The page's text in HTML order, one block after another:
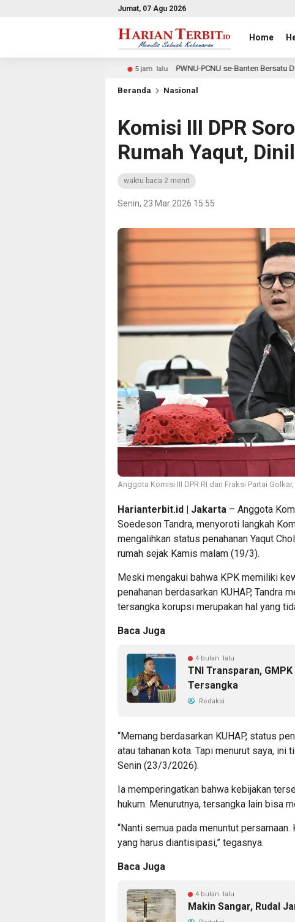
Jumat, 07 Agu 2026
Home
PWNU-PCNU se-Banten Bersatu Dukung Gus Rozin, Peran
Beranda Nasional
Komisi III DPR
Rumah Yaqut,
waktu baca 2 menit
Senin, 23 Mar 2026 15:55
Anggota Komisi III DPR RI dari Fraksi Partai
Harianterbit.id | Jakarta – Anggota
Soedeson Tandra, menyoroti langkah
mengalihkan status penahanan Yaqut
rumah sejak Kamis malam (19/3).
Meski mengakui bahwa KPK memiliki
penahanan berdasarkan KUHAP, Tandra
tersangka korupsi merupakan hal yang
Baca Juga
4 bulan lalu
TNI Transparan,
Tersangka
Redaksi
“Memang berdasarkan KUHAP, status
atau tahanan kota. Tapi menurut saya, ini
Senin (23/3/2026).
Ia memperingatkan bahwa kebijakan
hukum. Menurutnya, tersangka lain bisa
“Nanti semua pada menuntut
yang harus diantisipasi,” tegasnya.
Baca Juga
4 bulan lalu
Makin Sangar, Rudal